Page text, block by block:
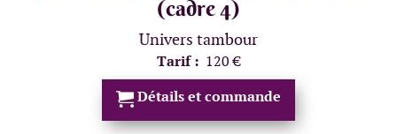
(cadre 4)
Univers tambour
Tarif : 120 €
Détails et commande